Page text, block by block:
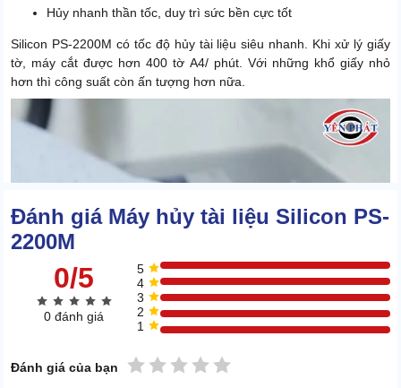
Hủy nhanh thần tốc, duy trì sức bền cực tốt
Silicon PS-2200M có tốc độ hủy tài liệu siêu nhanh. Khi xử lý giấy
tờ, máy cắt được hơn 400 tờ A4/ phút. Với những khổ giấy nhỏ
hơn thì công suất còn ấn tượng hơn nữa.
Đánh giá Máy hủy tài liệu Silicon PS-
2200M
0/5
0 đánh giá
5
4
3
2
1
Đánh giá của bạn 5 sao
4 sao
3 sao
2 sao
1 sao